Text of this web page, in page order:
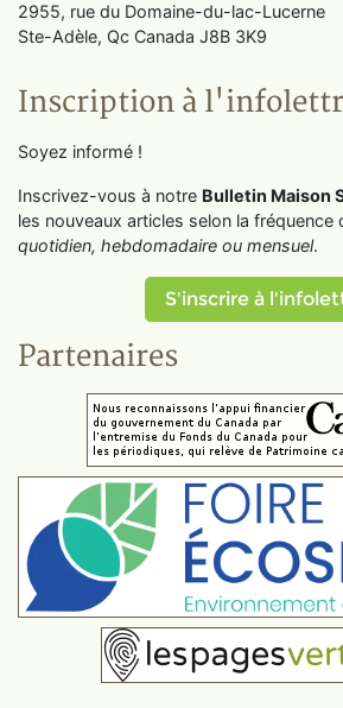
2955, rue du Domaine-du-lac-Lucerne
Ste-Adèle, Qc Canada J8B 3K9
Inscription à
Soyez informé !
Inscrivez-vous à notre Bulletin Maison
les nouveaux articles selon la fréquence
quotidien, hebdomadaire ou mensuel.
S'inscrire à
Partenaires